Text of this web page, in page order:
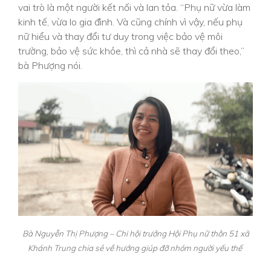
vai trò là một người kết nối và lan tỏa. “Phụ nữ vừa làm
kinh tế, vừa lo gia đình. Và cũng chính vì vậy, nếu phụ
nữ hiểu và thay đổi tư duy trong việc bảo vệ môi
trường, bảo vệ sức khỏe, thì cả nhà sẽ thay đổi theo,”
bà Phượng nói.
Bà Nguyễn Thị Phượng – Chi hội trưởng Hội Phụ nữ thôn 51 xã
Khánh Trung chia sẻ về hướng giúp đỡ nhóm người yếu thế